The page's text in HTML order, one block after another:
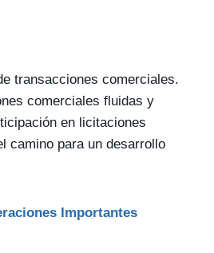
transacciones comerciales.
comerciales fluidas y
en licitaciones
camino para un desarrollo
Importantes